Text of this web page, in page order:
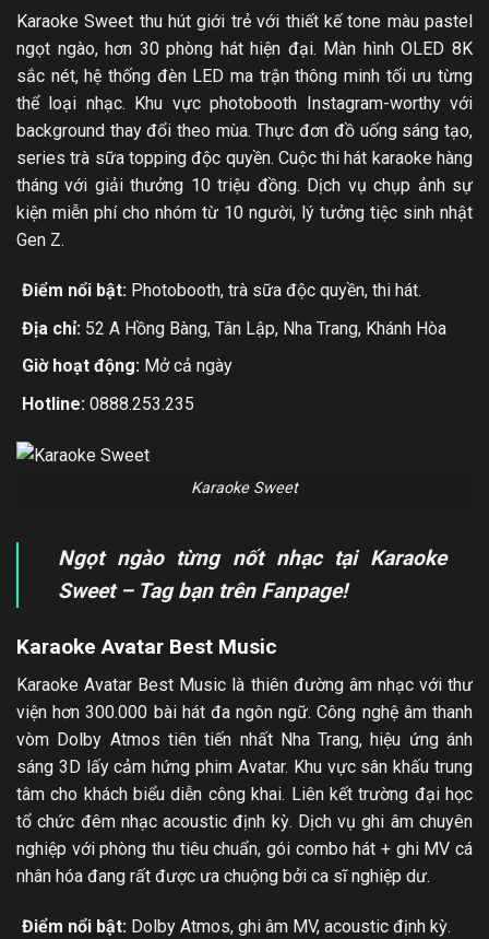
Karaoke Sweet thu hút giới trẻ với thiết kế tone màu pastel
ngọt ngào, hơn 30 phòng hát hiện đại. Màn hình OLED 8K
sắc nét, hệ thống đèn LED ma trận thông minh tối ưu từng
thể loại nhạc. Khu vực photobooth Instagram-worthy với
background thay đổi theo mùa. Thực đơn đồ uống sáng tạo,
series trà sữa topping độc quyền. Cuộc thi hát karaoke hàng
tháng với giải thưởng 10 triệu đồng. Dịch vụ chụp ảnh sự
kiện miễn phí cho nhóm từ 10 người, lý tưởng tiệc sinh nhật
Gen Z.
Điểm nổi bật:Photobooth, trà sữa độc quyền, thi hát.
Địa chỉ: 52 A Hồng Bàng, Tân Lập, Nha Trang, Khánh Hòa
Giờ hoạt động:Mở cả ngày
Hotline:0888.253.235
Karaoke Sweet
Ngọt ngào từng nốt nhạc tại Karaoke
Sweet – Tag bạn trên Fanpage!
Karaoke Avatar Best Music
Karaoke Avatar Best Music là thiên đường âm nhạc với thư
viện hơn 300.000 bài hát đa ngôn ngữ. Công nghệ âm thanh
vòm Dolby Atmos tiên tiến nhất Nha Trang, hiệu ứng ánh
sáng 3D lấy cảm hứng phim Avatar. Khu vực sân khấu trung
tâm cho khách biểu diễn công khai. Liên kết trường đại học
tổ chức đêm nhạc acoustic định kỳ. Dịch vụ ghi âm chuyên
nghiệp với phòng thu tiêu chuẩn, gói combo hát + ghi MV cá
nhân hóa đang rất được ưa chuộng bởi ca sĩ nghiệp dư.
Điểm nổi bật:Dolby Atmos, ghi âm MV, acoustic định kỳ.